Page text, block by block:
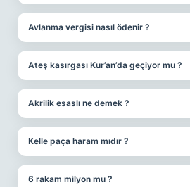
Avlanma vergisi nasıl ödenir ?
Ateş kasırgası Kur’an’da geçiyor mu ?
Akrilik esaslı ne demek ?
Kelle paça haram mıdır ?
6 rakam milyon mu ?